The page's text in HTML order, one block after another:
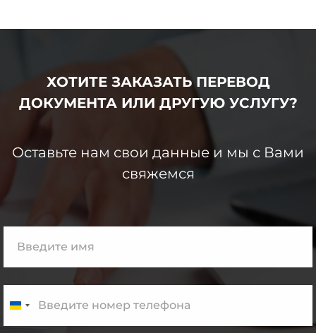
ХОТИТЕ ЗАКАЗАТЬПЕРЕВОД
ДОКУМЕНТА ИЛИ ДРУГУЮУСЛУГУ?
Оставьте нам свои данные и мы с Вами
свяжемся